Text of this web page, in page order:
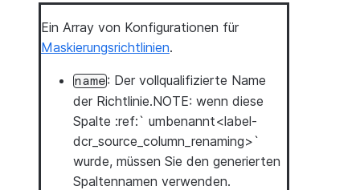
Ein Array von Konfigurationen für
Maskierungsrichtlinien.
name: Der vollqualifizierte Name
der Richtlinie.NOTE: wenn diese
Spalte :ref:` umbenannt<label-
dcr_source_column_renaming>`
wurde, müssen Sie den generierten
Spaltennamen verwenden.